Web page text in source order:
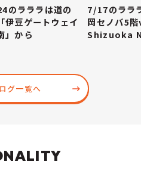
のラララは道の
伊豆ゲートウェイ
」から
7/17のララ
岡セノバ5
Shizuoka
グ一覧へ